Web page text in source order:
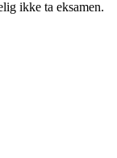
ikke ta eksamen.